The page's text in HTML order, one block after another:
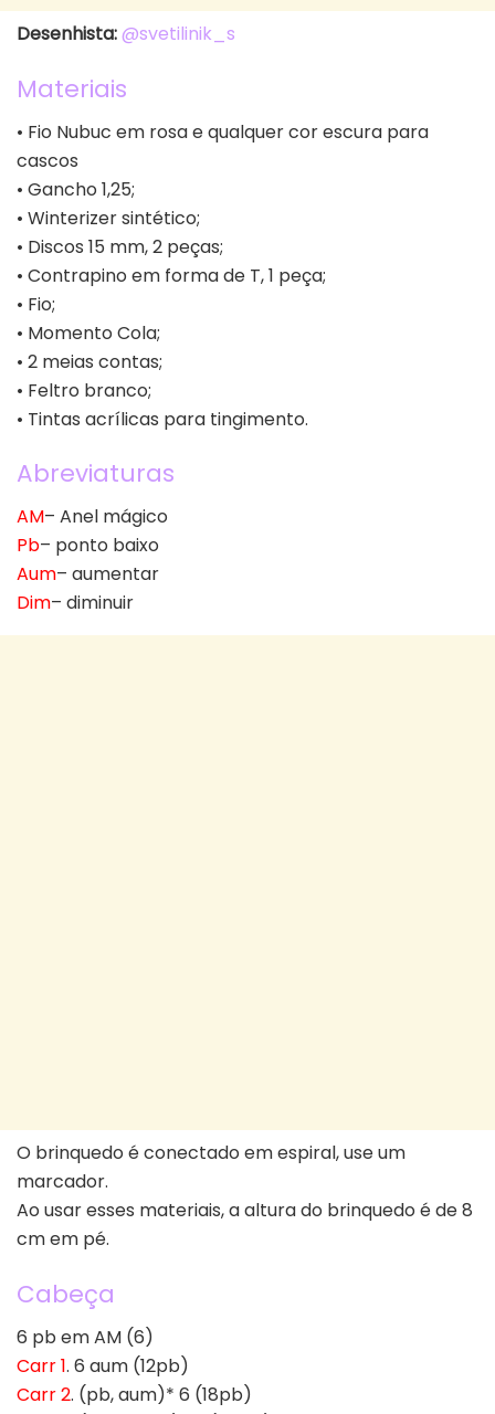
Desenhista:@svetilinik_s
Materiais
• Fio Nubuc em rosa e qualquer cor escura para
cascos
• Gancho 1,25;
• Winterizer sintético;
• Discos 15 mm, 2 peças;
• Contrapino em forma de T, 1 peça;
• Fio;
• Momento Cola;
• 2 meias contas;
• Feltro branco;
• Tintas acrílicas para tingimento.
Abreviaturas
AM– Anel mágico
Pb– ponto baixo
Aum– aumentar
Dim– diminuir
O brinquedo é conectado em espiral, use um
marcador.
Ao usar esses materiais, a altura do brinquedo é de 8
cm em pé.
Cabeça
6 pb em AM (6)
Carr 1. 6 aum (12pb)
Carr 2. (pb, aum)* 6 (18pb)